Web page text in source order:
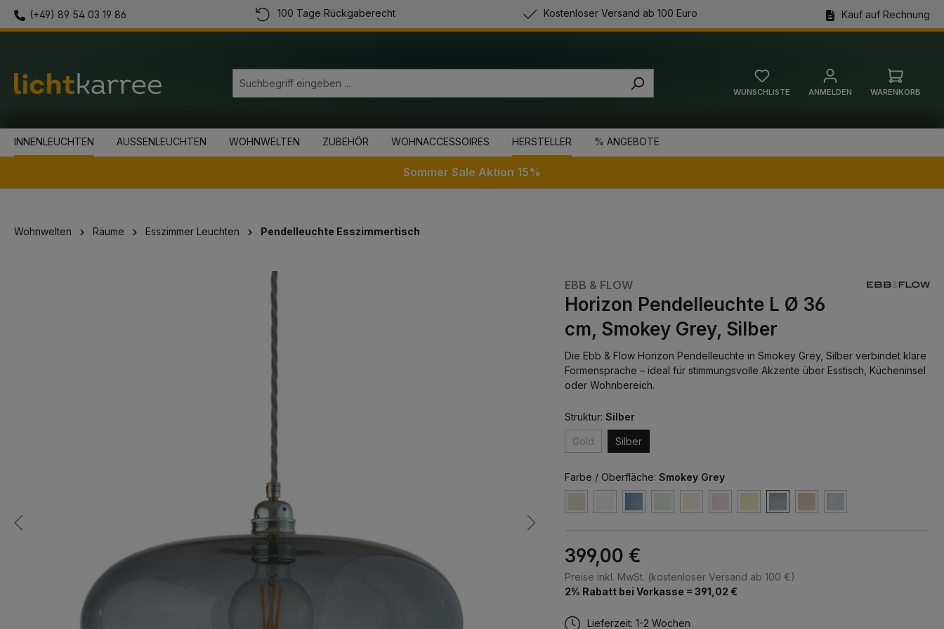
Zur Hauptnavigation springen
(+49) 89 54 03 19 86 100 Tage Rückgaberecht Kostenloser Versand ab 100 Euro Kauf auf Rechnung
WUNSCHLISTE ANMELDEN WARENKORB
INNENLEUCHTEN
AUSSENLEUCHTEN WOHNWELTEN ZUBEHÖR WOHNACCESSOIRES HERSTELLER % ANGEBOTE
Sommer Sale Aktion 15%
Wohnwelten Räume Esszimmer Leuchten Pendelleuchte Esszimmertisch
EBB & FLOW
Horizon Pendelleuchte L Ø 36
cm, Smokey Grey, Silber
Die Ebb & Flow Horizon Pendelleuchte in Smokey Grey, Silber verbindet klare
Formensprache – ideal für stimmungsvolle Akzente über Esstisch, Kücheninsel
oder Wohnbereich.
Struktur: Silber
Gold Silber
Farbe / Oberfläche: Smokey Grey
399,00 €
Preise inkl. MwSt. (kostenloser Versand ab 100 €)
2% Rabatt bei Vorkasse = 391,02 €
Lieferzeit: 1-2 Wochen